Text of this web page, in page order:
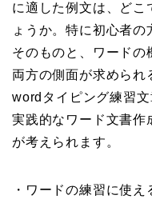
に適した例文は、どこ
ょうか。特に初心者
そのものと、ワードの
両方の側面が求められ
wordタイピング練習
実践的なワード文書作
が考えられます。
・ワードの練習に使